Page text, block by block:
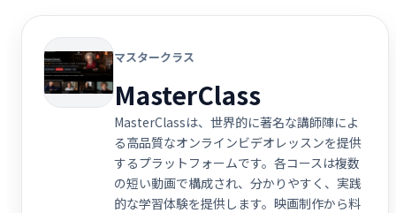
マスタークラス
MasterClass
MasterClassは、世界的に著名な講師陣によ
る高品質なオンラインビデオレッスンを提供
するプラットフォームです。各コースは複数
の短い動画で構成され、分かりやすく、実践
的な学習体験を提供します。映画制作から料